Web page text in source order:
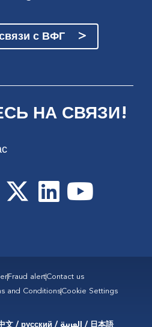
с ВФГ >
НА СВЯЗИ!
Fraud alertContact us
and ConditionsCookie Settings